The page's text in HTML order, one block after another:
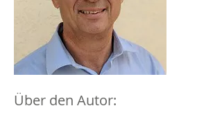
Über den Autor: